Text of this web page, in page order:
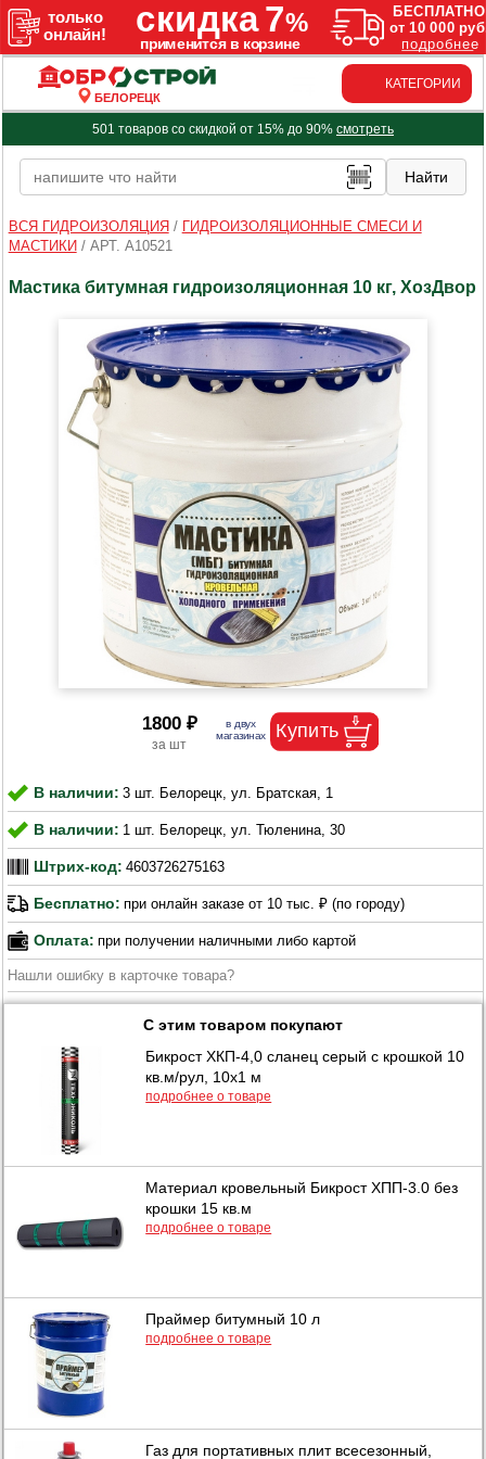
БЕЛОРЕЦК
КАТЕГОРИИ
501 товаров со скидкой от 15% до 90% смотреть
ВСЯ ГИДРОИЗОЛЯЦИЯ / ГИДРОИЗОЛЯЦИОННЫЕ СМЕСИ И
МАСТИКИ / АРТ. A10521
Мастика битумная гидроизоляционная 10 кг, ХозДвор
1800 ₽
В наличии: 3 шт. Белорецк, ул. Братская, 1
В наличии: 1 шт. Белорецк, ул. Тюленина, 30
Штрих-код: 4603726275163
Бесплатно: при онлайн заказе от 10 тыс. ₽ (по городу)
Оплата: при получении наличными либо картой
Нашли ошибку в карточке товара?
С этим товаром покупают
Бикрост ХКП-4,0 сланец серый с крошкой 10
кв.м/рул, 10x1 м
подробнее о товаре
Материал кровельный Бикрост ХПП-3.0 без
крошки 15 кв.м
подробнее о товаре
Праймер битумный 10 л
подробнее о товаре
Газ для портативных плит всесезонный,